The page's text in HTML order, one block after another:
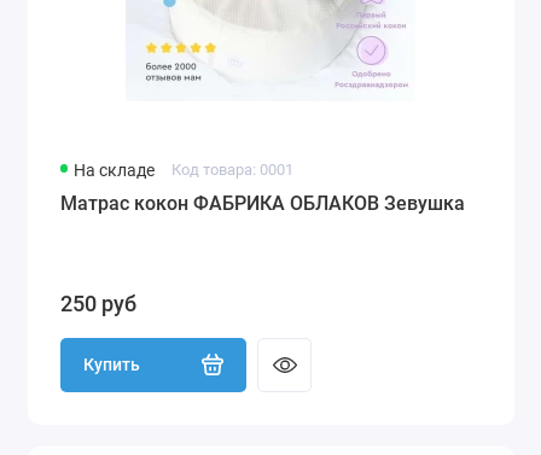
На складе Код товара: 0001
Матрас кокон ФАБРИКА ОБЛАКОВ Зевушка
250 руб
Купить